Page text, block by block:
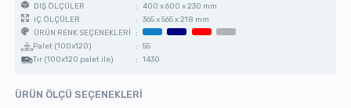
DIŞ ÖLÇÜLER
: 400 x 600 x 230 mm
iÇ ÖLÇÜLER
: 365 x 565 x 218 mm
ÜRÜN RENK SEÇENEKLERİ :
Palet (100x120)
: 55
Tır (100x120 palet ile)
: 1430
ÜRÜN ÖLÇÜ SEÇENEKLERİ